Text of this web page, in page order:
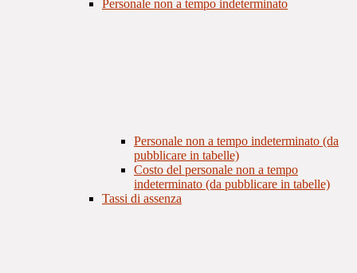
Personale non a tempo indeterminato
Personale non a tempo indeterminato (da
pubblicare in tabelle)
Costo del personale non a tempo
indeterminato (da pubblicare in tabelle)
Tassi di assenza